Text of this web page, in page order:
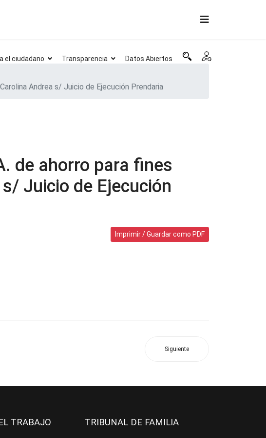
el ciudadano Transparencia Datos Abiertos
Andrea s/ Juicio de Ejecución Prendaria
de ahorro para fines
Juicio de Ejecución
Imprimir / Guardar como PDF
Siguiente
TRABAJO TRIBUNAL DE FAMILIA